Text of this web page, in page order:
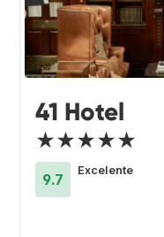
41 Hotel
★★★★★
9.7
Excelente